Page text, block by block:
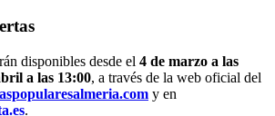
disponibles desde el 4 de marzo a las
a las 13:00, a través de la web oficial del
y en
.